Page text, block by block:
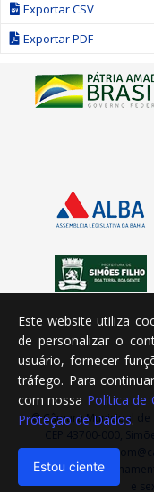
Exportar CSV
Exportar PDF
© Câmara Municipal de
CEP 43700-000,
Horário de
e
Este website utiliza
de personalizar o
usuário, fornecer
tráfego. Para
com nossa Política de
Proteção de Dados.
Estou ciente